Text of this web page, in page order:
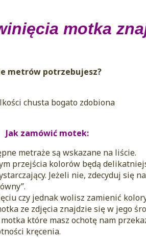
motka
metrów potrzebujesz?
chusta bogato zdobiona
Jak zamówić motek:
metraże są wskazane na liście.
przejścia kolorów będą
Jeżeli nie, zdecyduj się
czy jednak wolisz zamienić
ze zdjęcia znajdzie się w jego
które masz ochotę nam
kręcenia.